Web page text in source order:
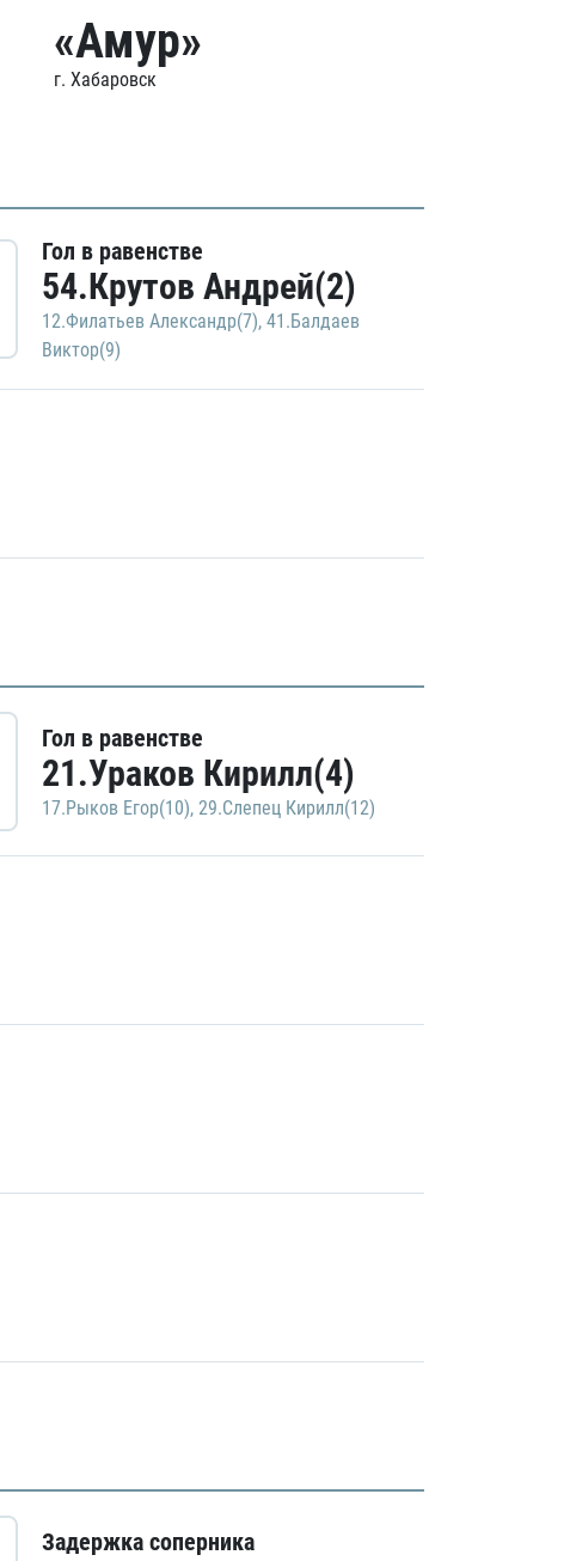
«Амур»
г. Хабаровск
Гол в равенстве
54.Крутов Андрей(2)
12.Филатьев Александр(7), 41.Балдаев
Виктор(9)
Гол в равенстве
21.Ураков Кирилл(4)
17.Рыков Егор(10), 29.Слепец Кирилл(12)
Задержка соперника